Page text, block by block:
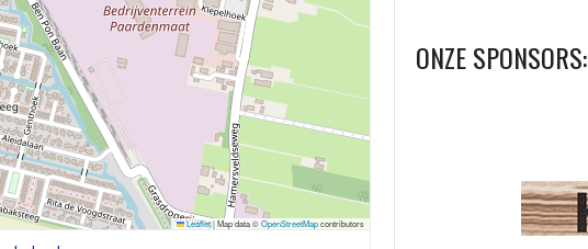
Leaflet|Map data ©OpenStreetMapcontributors
ONZE SPONSORS: